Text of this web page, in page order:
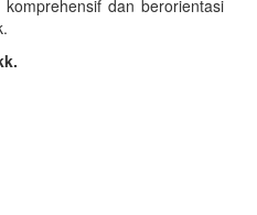
dan berorientasi